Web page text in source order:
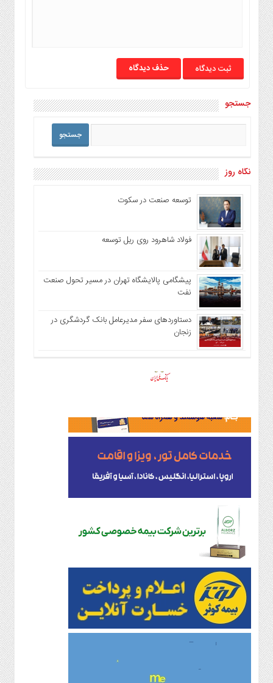
حذف دیدگاه
جستجو
نگاه روز
توسعه صنعت در سکوت
فولاد شاهرود روی ریل توسعه
پیشگامی پالایشگاه تهران در مسیر تحول صنعت
نفت
دستاوردهای سفر مدیرعامل بانک گردشگری در
زنجان